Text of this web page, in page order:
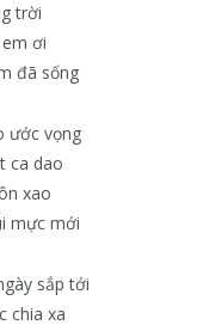
trời
ơi
đã sống
ước vọng
ca dao
xao
mực mới
sắp tới
chia xa